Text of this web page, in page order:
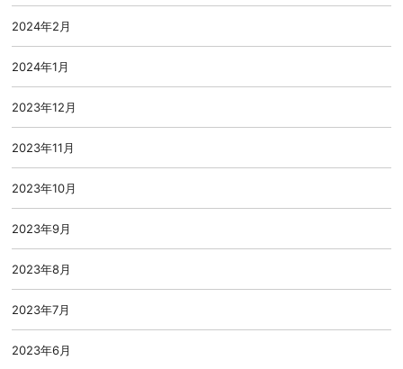
2024年2月
2024年1月
2023年12月
2023年11月
2023年10月
2023年9月
2023年8月
2023年7月
2023年6月